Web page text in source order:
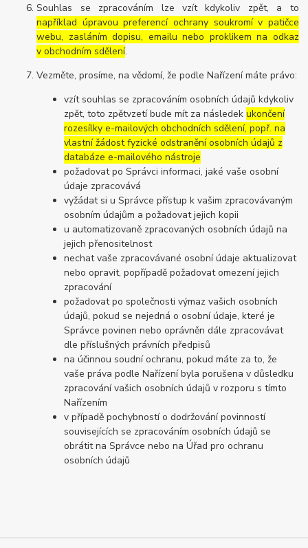
Souhlas se zpracováním lze vzít kdykoliv zpět, a to
například úpravou preferencí ochrany soukromí v patičce
webu, zasláním dopisu, emailu nebo proklikem na odkaz
v obchodním sdělení.
Vezměte, prosíme, na vědomí, že podle Nařízení máte právo:
vzít souhlas se zpracováním osobních údajů kdykoliv
zpět, toto zpětvzetí bude mít za následekukončení
rozesílky e-mailových obchodních sdělení, popř. na
vlastní žádost fyzické odstranění osobních údajů z
databáze e-mailového nástroje
požadovat po Správci informaci, jaké vaše osobní
údaje zpracovává
vyžádat si u Správce přístup k vašim zpracovávaným
osobním údajům a požadovat jejich kopii
u automatizovaně zpracovaných osobních údajů na
jejich přenositelnost
nechat vaše zpracovávané osobní údaje aktualizovat
nebo opravit, popřípadě požadovat omezení jejich
zpracování
požadovat po společnosti výmaz vašich osobních
údajů, pokud se nejedná o osobní údaje, které je
Správce povinen nebo oprávněn dále zpracovávat
dle příslušných právních předpisů
na účinnou soudní ochranu, pokud máte za to, že
vaše práva podle Nařízení byla porušena v důsledku
zpracování vašich osobních údajů v rozporu s tímto
Nařízením
v případě pochybností o dodržování povinností
souvisejících se zpracováním osobních údajů se
obrátit na Správce nebo na Úřad pro ochranu
osobních údajů